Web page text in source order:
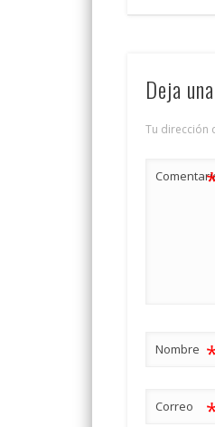
Deja
Tu dirección
Nombre
Correo